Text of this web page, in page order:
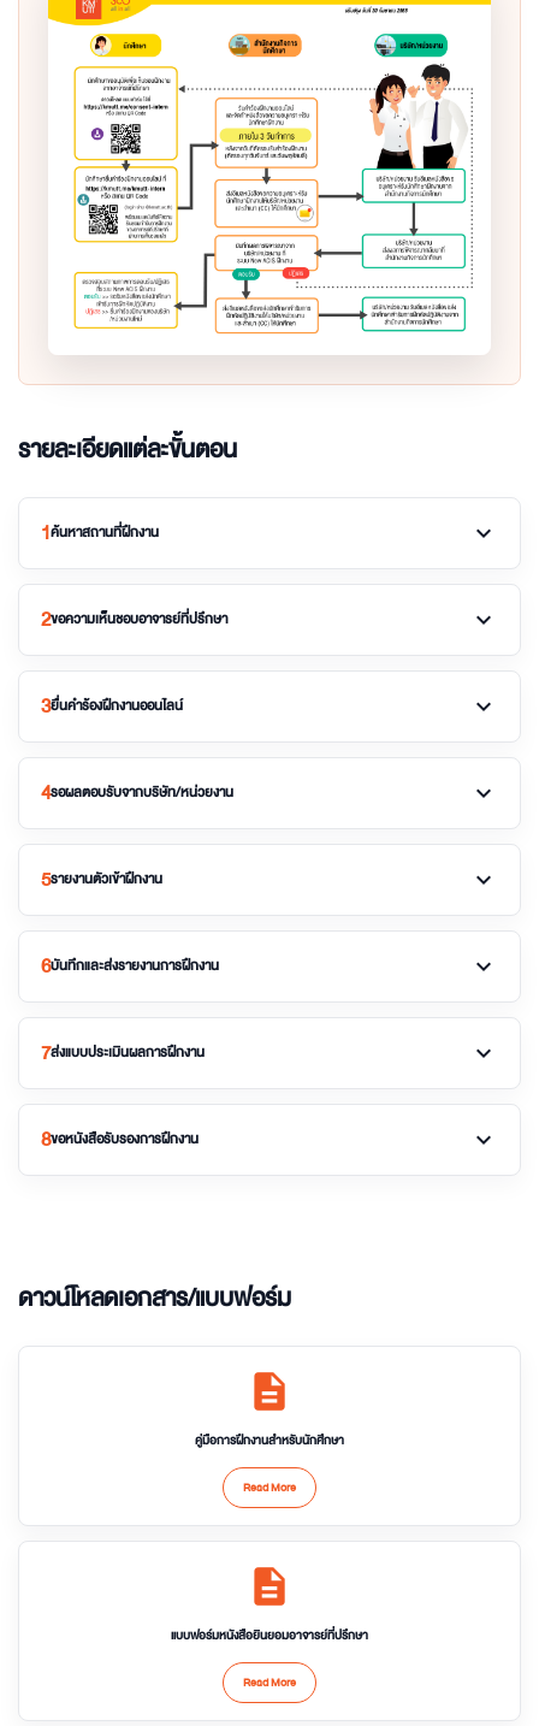
รายละเอียดแต่ละขั้นตอน
1ค้นหาสถานที่ฝึกงาน expand_more
2ขอความเห็นชอบอาจารย์ที่ปรึกษา expand_more
3ยื่นคำร้องฝึกงานออนไลน์ expand_more
4รอผลตอบรับจากบริษัท/หน่วยงาน expand_more
5รายงานตัวเข้าฝึกงาน expand_more
6บันทึกและส่งรายงานการฝึกงาน expand_more
7ส่งแบบประเมินผลการฝึกงาน expand_more
8ขอหนังสือรับรองการฝึกงาน expand_more
ดาวน์โหลดเอกสาร/แบบฟอร์ม
description
คู่มือการฝึกงานสำหรับนักศึกษา
Read More
description
แบบฟอร์มหนังสือยินยอมอาจารย์ที่ปรึกษา
Read More